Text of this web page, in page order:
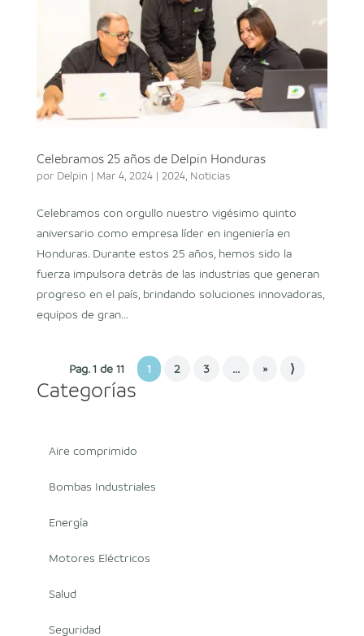
Celebramos 25 años de Delpin Honduras
por Delpin | Mar 4, 2024| 2024, Noticias
Celebramos con orgullo nuestro vigésimo quinto
aniversario como empresa líder en ingeniería en
Honduras. Durante estos 25 años, hemos sido la
fuerza impulsora detrás de las industrias que generan
progreso en el país, brindando soluciones innovadoras,
equipos de gran...
Pag. 1 de 11 1 2 3 ... » ⟩
Categorías
Aire comprimido
Bombas Industriales
Energía
Motores Eléctricos
Salud
Seguridad